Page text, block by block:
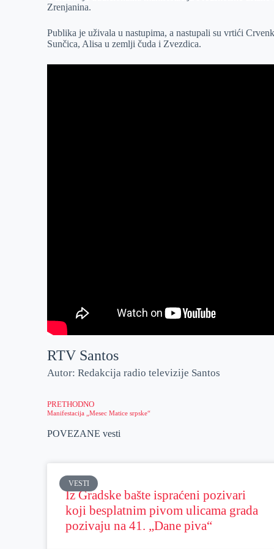
p
p
l
Zrenjanina.
Publika je uživala u nastupima, a nastupali su vrtići
Sunčica, Alisa u zemlji čuda i Zvezdica.
RTV Santos
Autor: Redakcija radio televizije Santos
PRETHODNO
Manifestacija „Mesec Matice srpske“
POVEZANE vesti
VESTI
Iz Gradske bašte ispraćeni pozivari
koji besplatnim pivom ulicama grada
pozivaju na 41. „Dane piva“